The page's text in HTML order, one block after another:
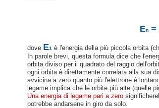
En=
dove E1 è l'energia della più piccola orbita
In parole brevi, questa formula dice che
orbita diviso per il quadrato del raggio
ogni orbita è direttamente correlata alla sua
avvicina a zero quanto più l'elettrone è
legame implica che le orbite più alte (quelle
Una energia di legame pari a zero
potrebbe andarsene in giro da solo.